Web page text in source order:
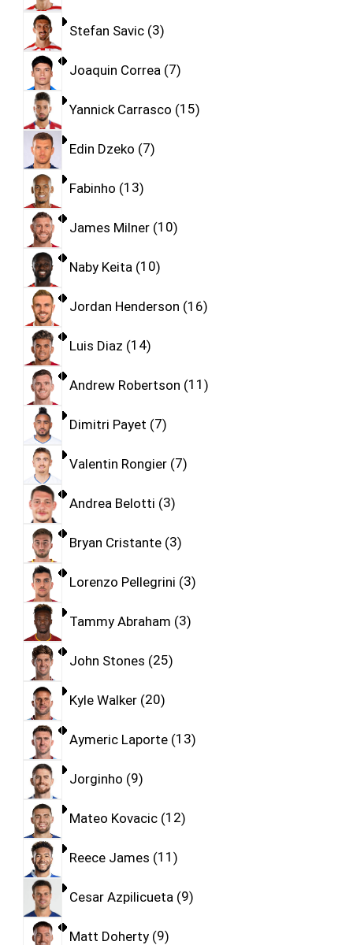
Stefan Savic 3
Joaquin Correa 7
Yannick Carrasco 15
Edin Dzeko 7
Fabinho 13
James Milner 10
Naby Keita 10
Jordan Henderson 16
Luis Diaz 14
Andrew Robertson 11
Dimitri Payet 7
Valentin Rongier 7
Andrea Belotti 3
Bryan Cristante 3
Lorenzo Pellegrini 3
Tammy Abraham 3
John Stones 25
Kyle Walker 20
Aymeric Laporte 13
Jorginho 9
Mateo Kovacic 12
Reece James 11
Cesar Azpilicueta 9
Matt Doherty 9